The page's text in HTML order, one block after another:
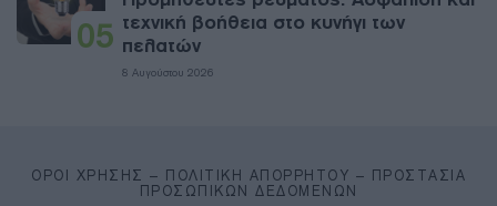
05 τεχνική βοήθεια στο κυνήγι των
πελατών
8 Αυγούστου 2026
ΌΡΟΙ ΧΡΉΣΗΣ – ΠΟΛΙΤΙΚΉ ΑΠΟΡΡΉΤΟΥ – ΠΡΟΣΤΑΣΊΑ
ΠΡΟΣΩΠΙΚΏΝ ΔΕΔΟΜΈΝΩΝ